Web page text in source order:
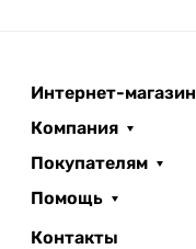
Интернет-магазин
Компания
Покупателям
Помощь
Контакты